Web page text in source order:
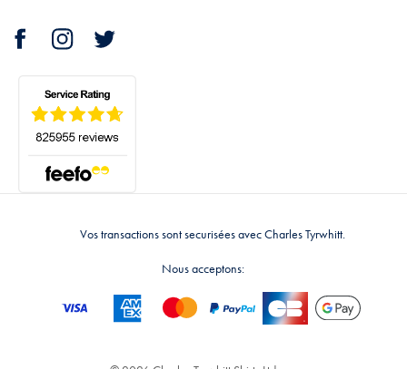
Vos transactions sont securisées avec Charles Tyrwhitt.
Nous acceptons: